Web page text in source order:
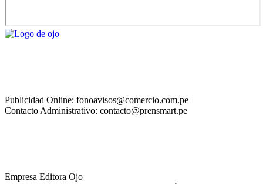
Publicidad Online: fonoavisos@comercio.com.pe
Contacto Administrativo: contacto@prensmart.pe
Empresa Editora Ojo